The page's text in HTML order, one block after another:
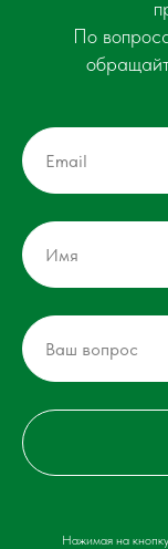
По
Нажимая на